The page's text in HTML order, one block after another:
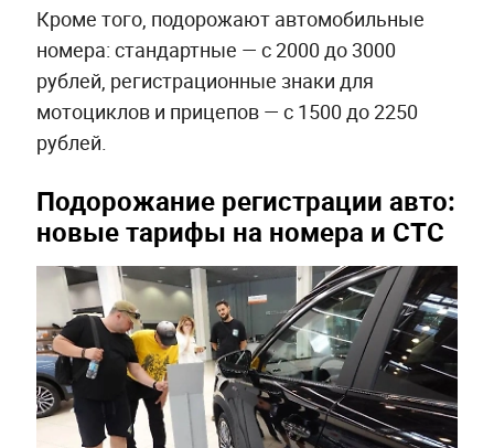
Кроме того, подорожают автомобильные
номера: стандартные — с 2000 до 3000
рублей, регистрационные знаки для
мотоциклов и прицепов — с 1500 до 2250
рублей.
Подорожание регистрации авто:
новые тарифы на номера и СТС